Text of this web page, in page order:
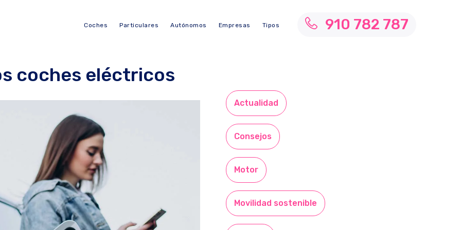
Coches Particulares Autónomos Empresas Tipos 910 782 787
coches eléctricos
Actualidad
Consejos
Motor
Movilidad sostenible